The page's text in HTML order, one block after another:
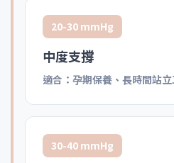
20-30 mmHg
中度支撐
適合：孕期保養、長時間站
30-40 mmHg